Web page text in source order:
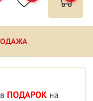
в ПОДАРОК на